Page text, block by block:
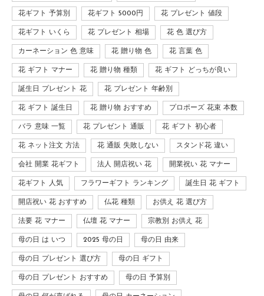
花ギフト 予算別 花ギフト 5000円 花 プレゼント 値段
花ギフト いくら 花 プレゼント 相場 花 色 選び方
カーネーション 色 意味 花 贈り物 色 花 言葉 色
花 ギフト マナー 花 贈り物 種類 花 ギフト どっちが良い
誕生日 プレゼント 花 花 プレゼント 年齢別
花 ギフト 誕生日 花 贈り物 おすすめ プロポーズ 花束 本数
バラ 意味 一覧 花 プレゼント 通販 花 ギフト 初心者
花 ネット注文 方法 花 通販 失敗しない スタンド花 違い
会社 開業 花ギフト 法人 開店祝い 花 開業祝い 花 マナー
花ギフト 人気 フラワーギフト ランキング 誕生日 花 ギフト
開店祝い 花 おすすめ 仏花 種類 お供え 花 選び方
法要 花 マナー 仏壇 花 マナー 宗教別 お供え 花
母の日 は いつ 2025 母の日 母の日 由来
母の日 プレゼント 選び方 母の日 ギフト
母の日 プレゼント おすすめ 母の日 予算別